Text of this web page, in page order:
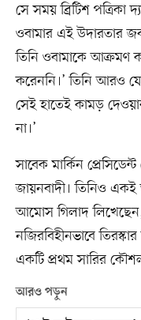
সে সময় ব্রিটিশ পত্রিকা
ওবামার এই উদারতার
তিনি ওবামাকে আক্রমণ
করেননি।’ তিনি আরও
সেই হাতেই কামড়
না।’
সাবেক মার্কিন
জায়নবাদী। তিনিও
আমোস গিলাদ লিখেছেন,
নজিরবিহীনভাবে
একটি প্রথম সারির
আরও পড়ুন